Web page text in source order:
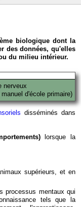
biologique dont la
des données, qu'elles
du milieu intérieur.
nerveux
d'école primaire)
disséminés dans
lorsque la
supérieurs, et en
processus mentaux qui
tels que la